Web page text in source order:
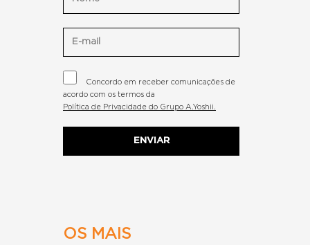
Concordo em receber comunicações de
acordo com os termos da
Política de Privacidade do Grupo A.Yoshii.
OS MAIS